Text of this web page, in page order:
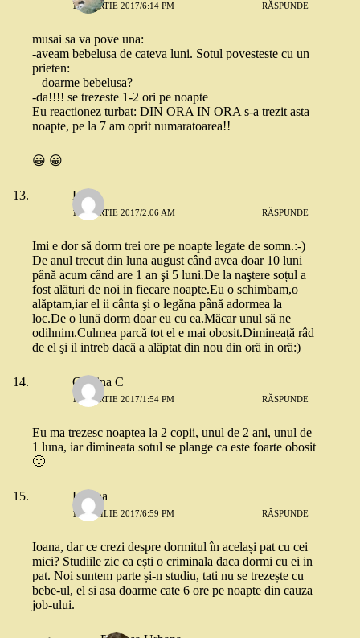
15 MARTIE 2017/6:14 PM RĂSPUNDE
musai sa va pove una:
-aveam bebelusa de cateva luni. Sotul povesteste cu un
prieten:
– doarme bebelusa?
-da!!!! se trezeste 1-2 ori pe noapte
Eu reactionez turbat: DIN ORA IN ORA s-a trezit asta
noapte, pe la 7 am oprit numaratoarea!!
😀 😀
Lăcri
16 MARTIE 2017/2:06 AM RĂSPUNDE
Imi e dor să dorm trei ore pe noapte legate de somn.:-)
De anul trecut din luna august când avea doar 10 luni
până acum când are 1 an şi 5 luni.De la naştere soțul a
fost alături de noi in fiecare noapte.Eu o schimbam,o
alăptam,iar el ii cânta şi o legăna până adormea la
loc.De o lună dorm doar eu cu ea.Măcar unul să ne
odihnim.Culmea parcă tot el e mai obosit.Dimineață râd
de el şi il intreb dacă a alăptat din nou din oră in oră:)
Cristina C
16 MARTIE 2017/1:54 PM RĂSPUNDE
Eu ma trezesc noaptea la 2 copii, unul de 2 ani, unul de
1 luna, iar dimineata sotul se plange ca este foarte obosit
🙂
Liliana
17 APRILIE 2017/6:59 PM RĂSPUNDE
Ioana, dar ce crezi despre dormitul în același pat cu cei
mici? Studiile zic ca ești o criminala daca dormi cu ei in
pat. Noi suntem parte și-n studiu, tati nu se trezește cu
bebe-ul, el si asa doarme cate 6 ore pe noapte din cauza
job-ului.